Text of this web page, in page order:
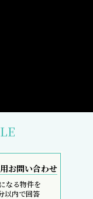
お問い合わせ
なる物件を
以内で回答